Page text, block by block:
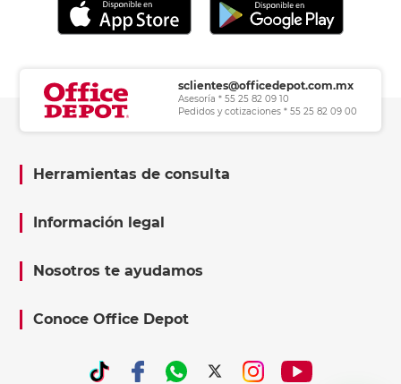
sclientes@officedepot.com.mx
Asesoría * 55 25 82 09 10
Pedidos y cotizaciones * 55 25 82 09 00
Herramientas de consulta
Información legal
Nosotros te ayudamos
Conoce Office Depot